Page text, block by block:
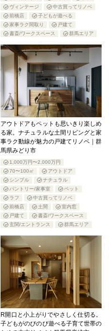
ヴィンテージ
中古買ってリノベ
前橋店
子どもが遊べる
家事ラク間取り
戸建て
書斎/ワークスペース
群馬エリア
アウトドアもペットも思いきり楽しめ
る家。ナチュラルな土間リビングと家
事ラク動線が魅力の戸建てリノベ｜群
馬県みどり市
1,000万円〜2,000万円
70〜100㎡
アウトドア
シンプル
ナチュラル
パントリー/家事室
ペット
ラフ
中古買ってリノベ
前橋店
土間
室内窓
戸建て
書斎/ワークスペース
玄関/エントランス
群馬エリア
R開口と小上がりでやさしく仕切る。
子どもがのびのび遊べる子育て世帯の